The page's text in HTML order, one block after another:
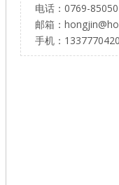
电话：0769-
邮箱：
手机：